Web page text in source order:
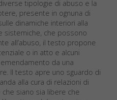
tipologie di abuso e la
presente in ognuna di
dinamiche interiori alla
sistemiche, che possono
all’abuso, il testo propone
o in atto e alcuni
da una
Il testo apre uno sguardo di
alla cura di relazioni di
siano sia libere che